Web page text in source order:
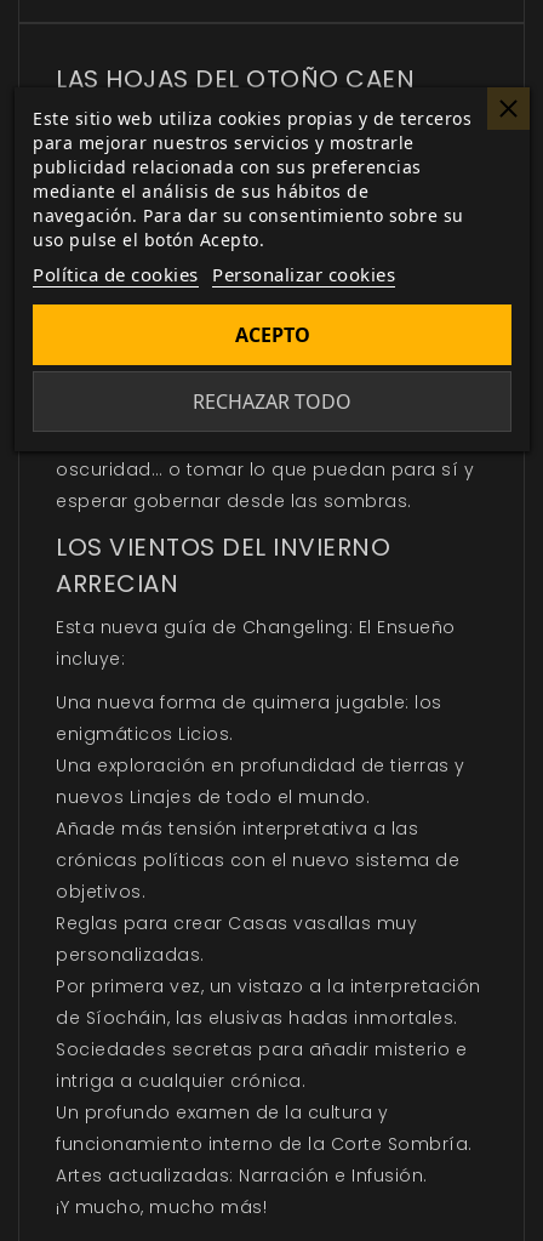
LAS HOJAS DEL OTOÑO CAEN
El Ensueño es un lugar inmenso y siempre
cambiante, especialmente en los turbulentos
tiempos de la Evanescencia. Nuevos sueños
toman forma al tiempo que los vientos del
Invierno aúllan al otro lado de las ventanas y
el Glamour lucha por traer luz y calor a un
mundo en el que los corazones se enfrían
incluso mientras asciende la temperatura.
Los changelings de todas partes han de
tomar una peligrosa decisión: unirse y
permanecer juntos frente a la creciente
oscuridad… o tomar lo que puedan para sí y
esperar gobernar desde las sombras.
LOS VIENTOS DEL INVIERNO
ARRECIAN
Esta nueva guía de Changeling: El Ensueño
incluye:
Una nueva forma de quimera jugable: los
enigmáticos Licios.
Una exploración en profundidad de tierras y
nuevos Linajes de todo el mundo.
Añade más tensión interpretativa a las
crónicas políticas con el nuevo sistema de
objetivos.
Reglas para crear Casas vasallas muy
personalizadas.
Por primera vez, un vistazo a la interpretación
de Síocháin, las elusivas hadas inmortales.
Sociedades secretas para añadir misterio e
intriga a cualquier crónica.
Un profundo examen de la cultura y
funcionamiento interno de la Corte Sombría.
Artes actualizadas: Narración e Infusión.
¡Y mucho, mucho más!
Este sitio web utiliza cookies propias y de terceros
para mejorar nuestros servicios y mostrarle
publicidad relacionada con sus preferencias
mediante el análisis de sus hábitos de
navegación. Para dar su consentimiento sobre su
uso pulse el botón Acepto.
Política de cookies Personalizar cookies
RECHAZAR TODO
ACEPTO